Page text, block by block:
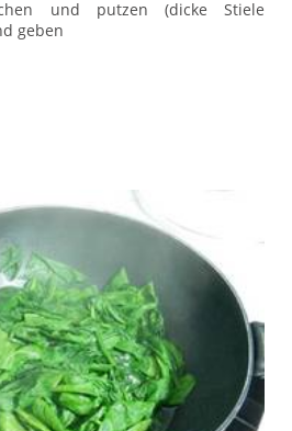
und putzen (dicke Stiele
geben